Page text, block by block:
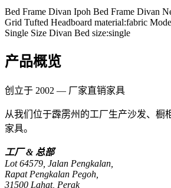
Bed Frame Divan Ipoh Bed Frame Divan
Grid Tufted Headboard material:fabric
Single Size Divan Bed size:single
产品概览
创立于 2002 — 厂家直销家具
从我们位于霹雳州的工厂生产沙发、橱
家具。
工厂 & 总部
Lot 64579, Jalan Pengkalan,
Rapat Pengkalan Pegoh,
31500 Lahat, Perak